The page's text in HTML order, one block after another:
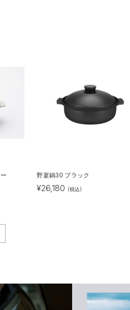
野宴鍋30 ブラック
¥26,180 (税込)